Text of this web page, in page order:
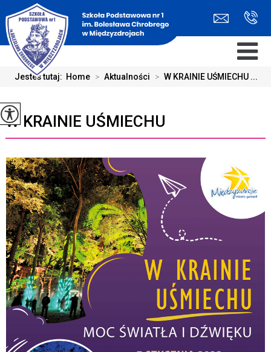
Jesteś tutaj: Home > Aktualności > W KRAINIE UŚMIECHU ...
W KRAINIE UŚMIECHU